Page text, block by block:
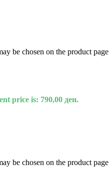
be chosen on the product page
price is: 790,00 ден.
be chosen on the product page